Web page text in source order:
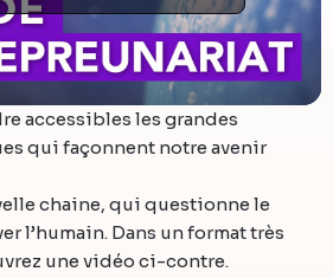
accessibles les grandes
qui façonnent notre avenir
chaine, qui questionne le
l’humain. Dans un format très
une vidéo ci-contre.